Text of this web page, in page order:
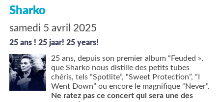
Sharko
samedi 5 avril 2025
25 ans ! 25 jaar! 25 years!
25 ans, depuis son premier album “Feuded »,
que Sharko nous distille des petits tubes
chéris, tels “Spotlite”, “Sweet Protection”, “I
Went Down” ou encore le magnifique “Never”.
Ne ratez pas ce concert qui sera une des